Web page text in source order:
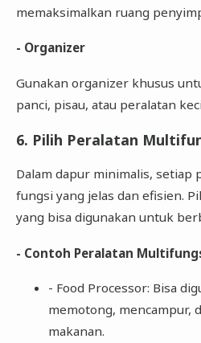
memaksimalkan ruang
- Organizer
Gunakan organizer khusus
panci, pisau, atau peralatan
6. Pilih Peralatan
Dalam dapur minimalis, setiap
fungsi yang jelas dan efisien.
yang bisa digunakan untuk
- Contoh Peralatan
- Food Processor: Bisa
memotong, mencampur,
makanan.